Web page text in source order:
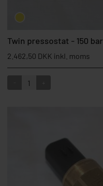
Twin pressostat - 150 bar
2.462,50 DKK inkl. moms